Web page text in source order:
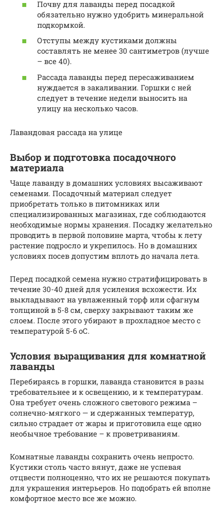
Почву для лаванды перед посадкой
обязательно нужно удобрить минеральной
подкормкой.
Отступы между кустиками должны
составлять не менее 30 сантиметров (лучше
– все 40).
Рассада лаванды перед пересаживанием
нуждается в закаливании. Горшки с ней
следует в течение недели выносить на
улицу на несколько часов.
Лавандовая рассада на улице
Выбор и подготовка посадочного
материала
Чаще лаванду в домашних условиях высаживают
семенами. Посадочный материал следует
приобретать только в питомниках или
специализированных магазинах, где соблюдаются
необходимые нормы хранения. Посадку желательно
проводить в первой половине марта, чтобы к лету
растение подросло и укрепилось. Но в домашних
условиях посев допустим вплоть до начала лета.
Перед посадкой семена нужно стратифицировать в
течение 30-40 дней для усиления всхожести. Их
выкладывают на увлаженный торф или сфагнум
толщиной в 5-8 см, сверху закрывают таким же
слоем. После этого убирают в прохладное место с
температурой 5-6 оС.
Условия выращивания для комнатной
лаванды
Перебираясь в горшки, лаванда становится в разы
требовательнее и к освещению, и к температурам.
Она требует очень сложного светового режима –
солнечно-мягкого — и сдержанных температур,
сильно страдает от жары и приготовила еще одно
необычное требование – к проветриваниям.
Комнатные лаванды сохранить очень непросто.
Кустики столь часто вянут, даже не успевая
отцвести полноценно, что их не решаются покупать
для украшения интерьеров. Но подобрать ей вполне
комфортное место все же можно.